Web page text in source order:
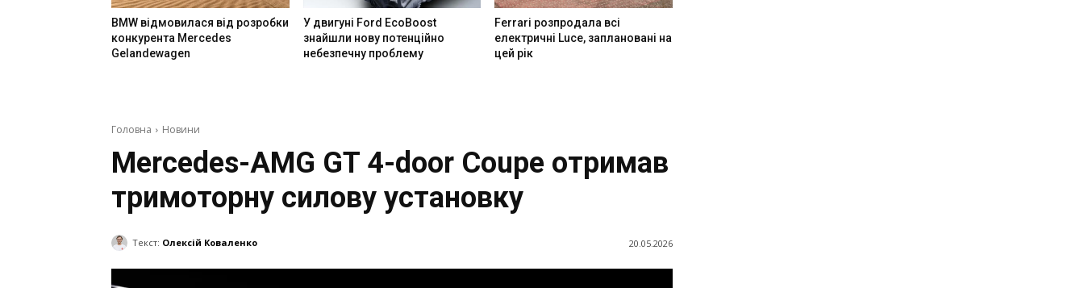
BMW відмовилася від розробки
конкурента Mercedes
Gelandewagen
У двигуні Ford EcoBoost
знайшли нову потенційно
небезпечну проблему
Ferrari розпродала всі
електричні Luce, заплановані на
цей рік